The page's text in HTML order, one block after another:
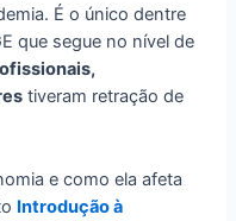
É o único dentre
que segue no nível de
tiveram retração de
e como ela afeta
Introdução à